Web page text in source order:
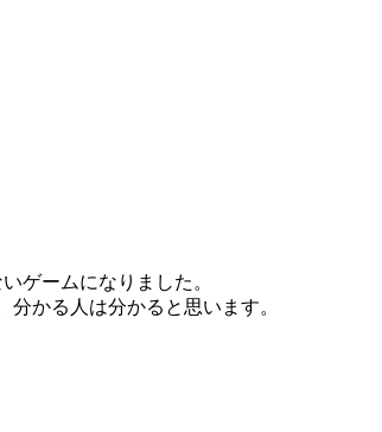
ゲームになりました。
かる人は分かると思います。